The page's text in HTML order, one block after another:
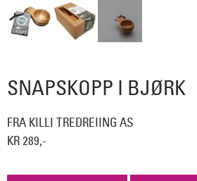
SNAPSKOPP I BJØRK
FRA KILLI TREDREIING AS
KR 289,-